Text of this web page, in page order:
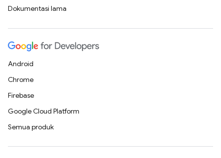
Dokumentasi lama
Android
Chrome
Firebase
Google Cloud Platform
Semua produk